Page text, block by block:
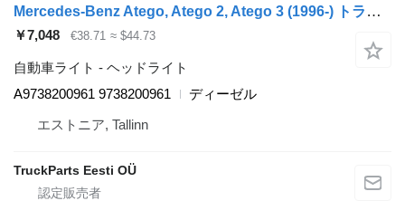
Mercedes-Benz Atego, Atego 2, Atego 3 (1996-) トラクタートラックのためのMercedes-Benz Atego 817 (01.98-12.04) A9738200961 ヘッドライト
￥7,048 €38.71 ≈ $44.73
自動車ライト - ヘッドライト
A9738200961 9738200961
ディーゼル
エストニア, Tallinn
TruckParts Eesti OÜ